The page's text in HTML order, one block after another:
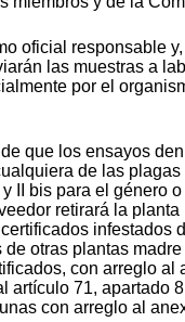
oficial responsable y,
las muestras a
por el
que los ensayos
de las
y II bis para el género
retirará la
infestados
de otras plantas
con arreglo al
artículo 71, apartado
con arreglo al